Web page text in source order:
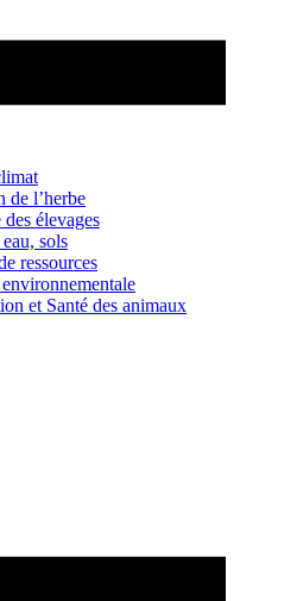
de l’herbe
élevages
sols
ressources
et Santé des animaux